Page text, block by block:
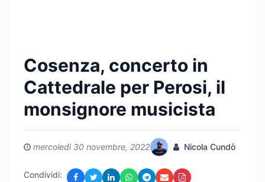
Cosenza, concerto in
Cattedrale per Perosi, il
monsignore musicista
mercoledì 30 novembre, 2022 Nicola Cundò
Condividi: